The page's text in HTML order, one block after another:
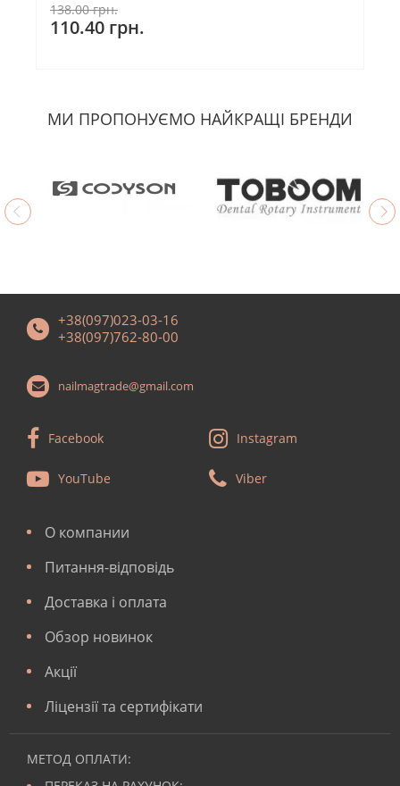
138.00 грн.
110.40 грн.
МИ ПРОПОНУЄМО НАЙКРАЩІ БРЕНДИ
+38(097)023-03-16
+38(097)762-80-00
nailmagtrade@gmail.com
Facebook Instagram
YouTube Viber
О компании
Питання-відповідь
Доставка і оплата
Обзор новинок
Акції
Ліцензії та сертифікати
МЕТОД ОПЛАТИ: